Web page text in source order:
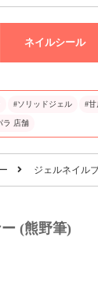
ネイルシール
#ソリッドジェル #甘
ラ 店舗
ジェルネイル
(熊野筆)